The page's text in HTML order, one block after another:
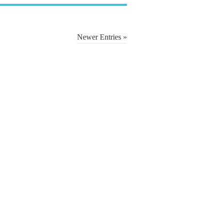
Newer Entries »